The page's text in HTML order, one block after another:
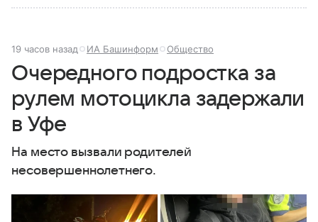
19 часов назад ИА Башинформ Общество
Очередного подростка за
рулем мотоцикла задержали
в Уфе
На место вызвали родителей
несовершеннолетнего.